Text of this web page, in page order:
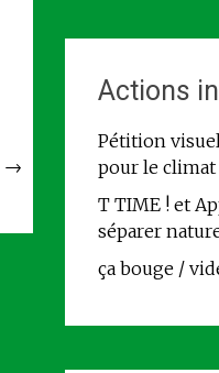
→
Actions
Pétition
pour le climat
T TIME ! et
séparer
ça bouge /